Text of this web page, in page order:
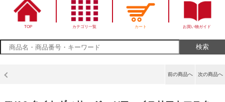
TOP カテゴリ一覧 カート お買い物ガイド
次の商品へ
前の商品へ